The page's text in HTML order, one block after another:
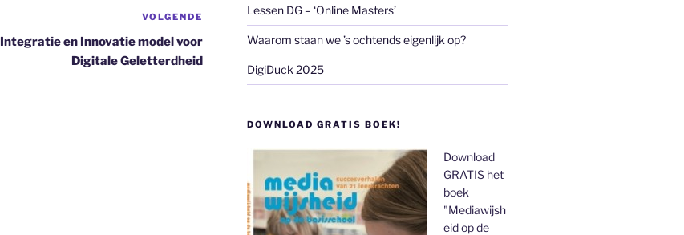
Volgend
bericht
VOLGENDE
Integratie en Innovatie model voor
Digitale Geletterdheid
Lessen DG – ‘Online Masters’
Waarom staan we ’s ochtends eigenlijk op?
DigiDuck 2025
DOWNLOAD GRATIS BOEK!
Download
GRATIS het
boek
"Mediawijsh
eid op de